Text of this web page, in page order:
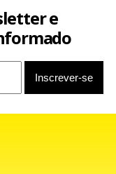
e